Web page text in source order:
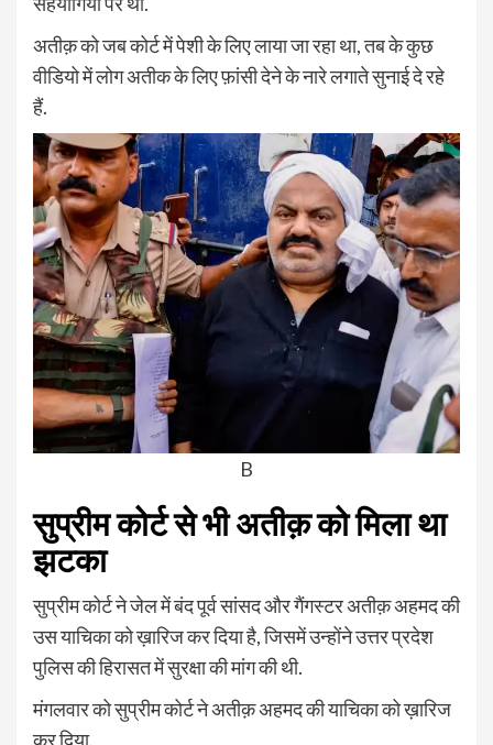
अतीक़ को जब कोर्ट में पेशी के लिए लाया जा रहा था, तब के कुछ
वीडियो में लोग अतीक के लिए फ़ांसी देने के नारे लगाते सुनाई दे रहे
हैं.
B
सुप्रीम कोर्ट से भी अतीक़ को मिला था
झटका
सुप्रीम कोर्ट ने जेल में बंद पूर्व सांसद और गैंगस्टर अतीक़ अहमद की
उस याचिका को ख़ारिज कर दिया है, जिसमें उन्होंने उत्तर प्रदेश
पुलिस की हिरासत में सुरक्षा की मांग की थी.
मंगलवार को सुप्रीम कोर्ट ने अतीक़ अहमद की याचिका को ख़ारिज
कर दिया.